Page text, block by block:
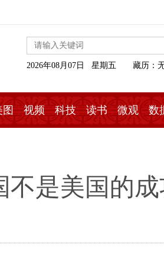
2026年08月07日 星期五 藏历：
图 视频 科技 读书 微观 数
不是美国的